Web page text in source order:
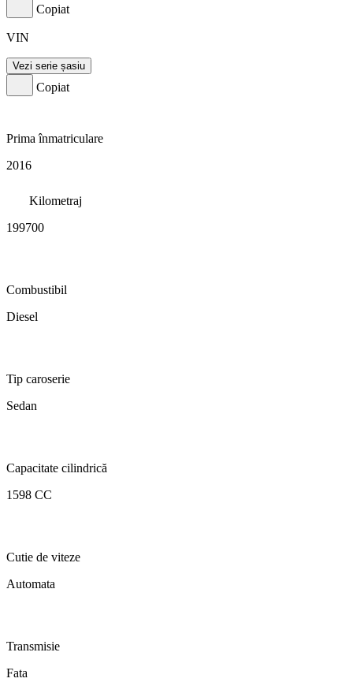
Copiat
VIN
Vezi serie șasiu
Copiat
Prima înmatriculare
2016
Kilometraj
199700
Combustibil
Diesel
Tip caroserie
Sedan
Capacitate cilindrică
1598 CC
Cutie de viteze
Automata
Transmisie
Fata